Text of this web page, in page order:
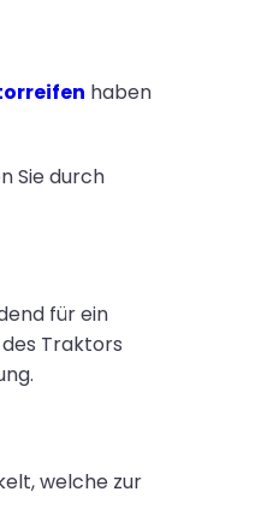
haben
Sie durch
für ein
Traktors
welche zur